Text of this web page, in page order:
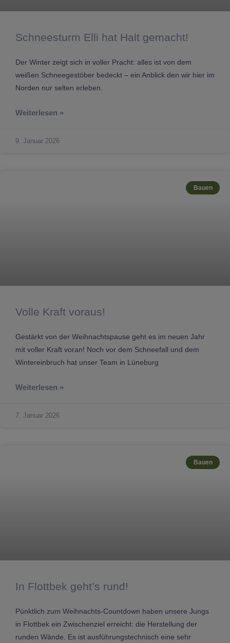
Schneesturm Elli hat Halt gemacht!
Der Winter zeigt sich in voller Pracht: alles ist von dem
weißen Schneegestöber bedeckt – ein Anblick den wir hier im
Norden nur selten erleben.
Weiterlesen »
9. Januar 2026
Bauen
Volle Kraft voraus!
Gestärkt von der Weihnachtspause geht es im neuen Jahr
mit voller Kraft voran! Noch vor dem Schneefall und dem
Wintereinbruch hat unser Team in Lüneburg
Weiterlesen »
7. Januar 2026
Bauen
In Flottbek geht’s rund!
Pünktlich zum Weihnachts-Countdown haben unsere Jungs
in Flottbek ein Zwischenziel erreicht: die Herstellung der
runden Wände. Es ist ausführungstechnisch eine sehr